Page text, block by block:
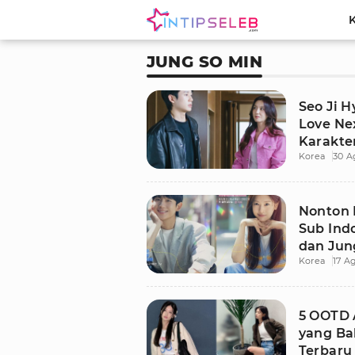
JUNG SO MIN
Seo Ji
Love
Korea 30
Nonton
Sub
dan
Korea 17
5
yang
Terbaru